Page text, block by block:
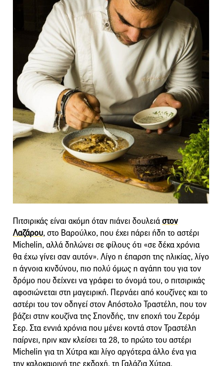
Πιτσιρικάς είναι ακόμη όταν πιάνει δουλειάστον
Λαζάρου, στο Βαρούλκο, που έχει πάρει ήδη το αστέρι
Michelin, αλλά δηλώνει σε φίλους ότι «σε δέκα χρόνια
θα έχω γίνει σαν αυτόν». Λίγο η έπαρση της ηλικίας, λίγο
η άγνοια κινδύνου, πιο πολύ όμως η αγάπη του για τον
δρόμο που δείχνει να γράφει το όνομά του, ο πιτσιρικάς
αφοσιώνεται στη μαγειρική. Περνάει από κουζίνες και το
αστέρι του τον οδηγεί στον Απόστολο Τραστέλη, που τον
βάζει στην κουζίνα της Σπονδής, την εποχή του Ζερόμ
Σερ. Στα εννιά χρόνια που μένει κοντά στον Τραστέλη
παίρνει, πριν καν κλείσει τα 28, το πρώτο του αστέρι
Michelin για τη Χύτρα και λίγο αργότερα άλλο ένα για
την καλοκαιρινή της εκδοχή, τη Γαλάζια Χύτρα.